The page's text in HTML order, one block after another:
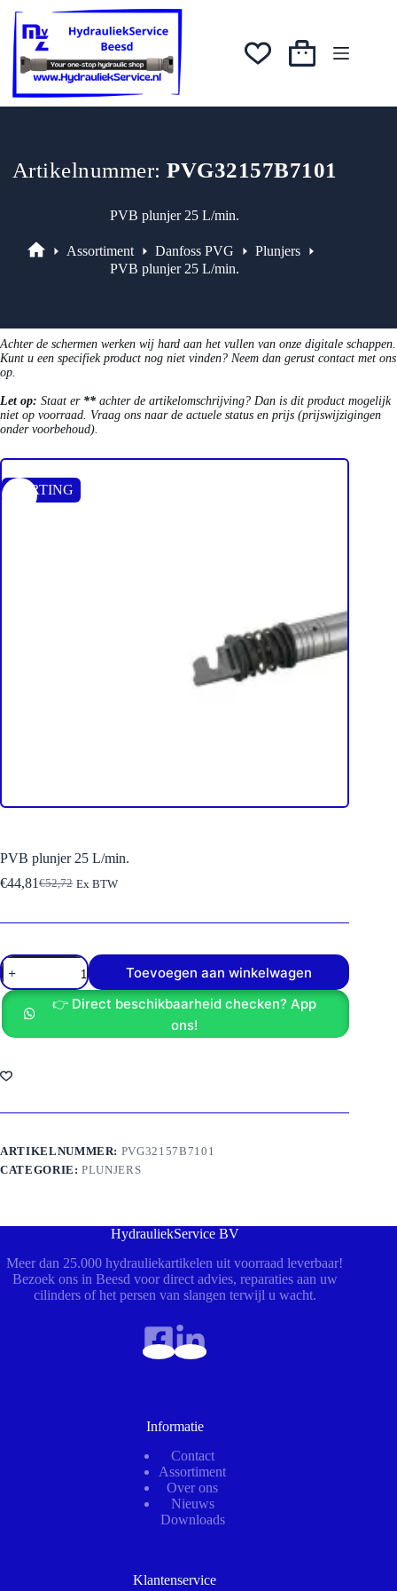
naar
inhoud
was:
€52,72.
€44,81.
Winkelwagen
Artikelnummer:PVG32157B7101
PVB plunjer 25 L/min.
Assortiment Danfoss PVG
Plunjers
PVB plunjer 25 L/min.
Achter de schermen werken wij hard aan het vullen van onze digitale schappen.
Kunt u een specifiek product nog niet vinden? Neem dan gerust contact met ons
op.
Let op: Staat er ** achter de artikelomschrijving? Dan is dit product mogelijk
niet op voorraad. Vraag ons naar de actuele status en prijs (prijswijzigingen
onder voorbehoud).
KORTING
PVB plunjer 25 L/min.
€52,72
Oorspronkelijke
was:
€44,81Huidige
is:
Ex BTW
PVB
plunjer
25
L/min.
aantal
Toevoegen aan winkelwagen
👉 Direct beschikbaarheid checken? App
ons!
ARTIKELNUMMER: PVG32157B7101
CATEGORIE:PLUNJERS
HydrauliekService BV
Meer dan 25.000 hydrauliekartikelen uit voorraad leverbaar!
Bezoek ons in Beesd voor direct advies, reparaties aan uw
cilinders of het persen van slangen terwijl u wacht.
Informatie
Contact
Assortiment
Over ons
Nieuws
Downloads
Klantenservice